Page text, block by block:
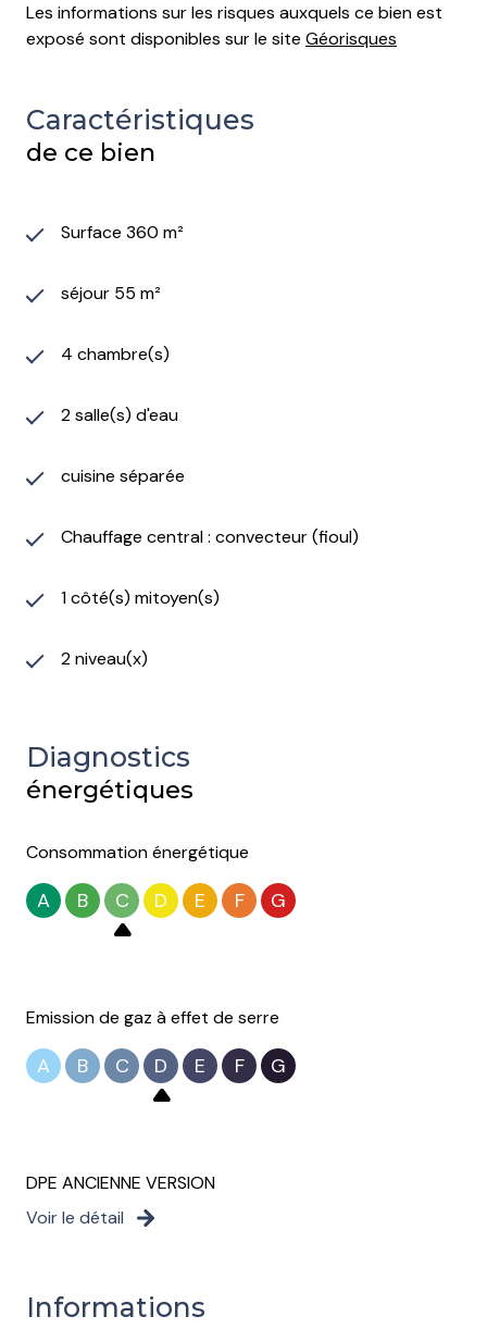
Les informations sur les risques auxquels ce bien est
exposé sont disponibles sur le site Géorisques
Caractéristiques
de ce bien
Surface 360 m²
séjour 55 m²
4 chambre(s)
2 salle(s) d'eau
cuisine séparée
Chauffage central : convecteur (fioul)
1 côté(s) mitoyen(s)
2 niveau(x)
Diagnostics
énergétiques
Consommation énergétique
A B C D E F G
Emission de gaz à effet de serre
A B C D E F G
DPE ANCIENNE VERSION
Voir le détail
Informations